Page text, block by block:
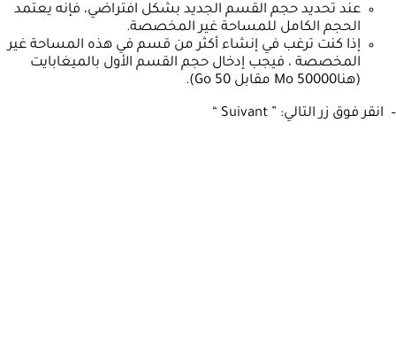
عند تحديد حجم القسم الجديد بشكل افتراضي، فإنه يعتمد
الحجم الكامل للمساحة غير المخصصة.
إذا كنت ترغب في إنشاء أكثر من قسم في هذه المساحة غير
المخصصة ، فيجب إدخال حجم القسم الأول بالميغابايت
(هناMo 50000 مقابل 50 Go).
– انقر فوق زر التالي: ” Suivant “